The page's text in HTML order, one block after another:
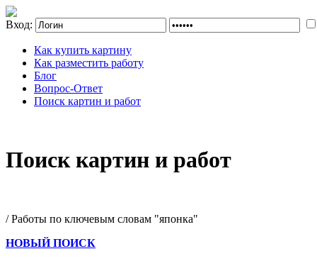
Вход:
Как купить картину
Как разместить работу
Блог
Вопрос-Ответ
Поиск картин и работ
Поиск картин и работ
/ Работы по ключевым словам "японка"
НОВЫЙ ПОИСК